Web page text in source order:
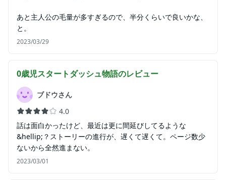
あと主人公の毛量が多すぎるので、半分くらいで良いかな、
と。
2023/03/29
0歳児スタートダッシュ物語のレビュー
ブドウさん
4.0
話は面白かったけど、最近は更に間延びしてるような
&hellip;？ストーリーの進行が、遅くて遅くて。ページ数少
ないから全然進まない。
2023/03/01